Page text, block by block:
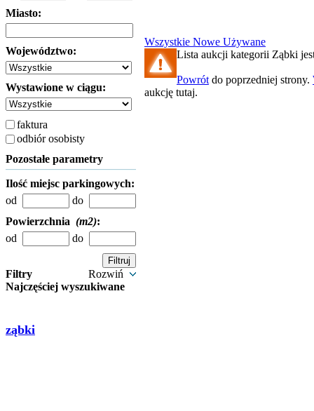
Miasto:
Województwo:
Wystawione w ciągu:
faktura
odbiór osobisty
Pozostałe parametry
Ilość miejsc parkingowych:
od
do
Powierzchnia (m2):
od
do
Filtry
Rozwiń
Najczęściej wyszukiwane
ząbki
Wszystkie Nowe Używane
Lista aukcji kategorii Ząbki
Powrót do poprzedniej strony.
aukcję tutaj.